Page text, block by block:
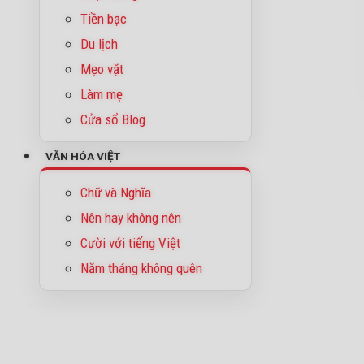
Tiền bạc
Du lịch
Mẹo vặt
Làm mẹ
Cửa sổ Blog
VĂN HÓA VIỆT
Chữ và Nghĩa
Nên hay không nên
Cười với tiếng Việt
Năm tháng không quên